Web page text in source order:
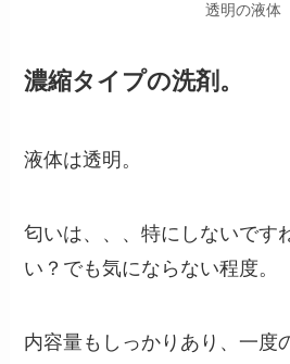
透明の液体
濃縮タイプの洗剤。
液体は透明。
匂いは、、、特にしないです
い？でも気にならない程度。
内容量もしっかりあり、一度